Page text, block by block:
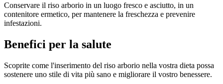
Conservare il riso arborio in un luogo fresco e asciutto, in un
contenitore ermetico, per mantenere la freschezza e prevenire
infestazioni.
Benefici per la salute
Scoprite come l'inserimento del riso arborio nella vostra dieta possa
sostenere uno stile di vita più sano e migliorare il vostro benessere.